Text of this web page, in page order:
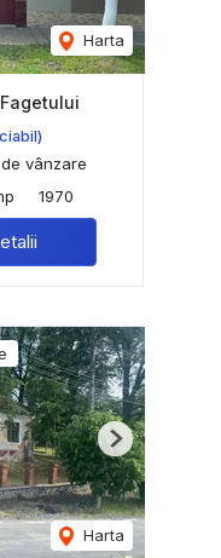
Harta
vânzare
1970
Harta
Next